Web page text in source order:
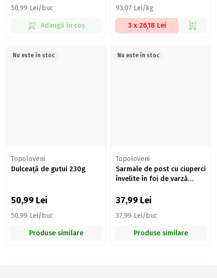
50,99 Lei/buc
Adaugă în coș
93,07 Lei/kg
3 x 26,18 Lei
Nu este în stoc
Topoloveni
Dulceață de gutui 230g
50,99 Lei
50,99 Lei/buc
Produse similare
Nu este în stoc
Topoloveni
Sarmale de post cu ciuperci
învelite în foi de varză
37,99 Lei
37,99 Lei/buc
Produse similare